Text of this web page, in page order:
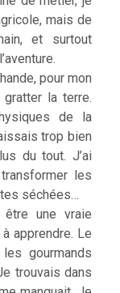
mais de
et surtout
pour mon
la terre.
de la
trop bien
du tout. J’ai
les
séchées…
être une vraie
apprendre. Le
gourmands
trouvais dans